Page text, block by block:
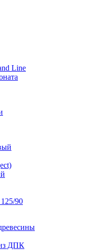
Line
90
из ДПК